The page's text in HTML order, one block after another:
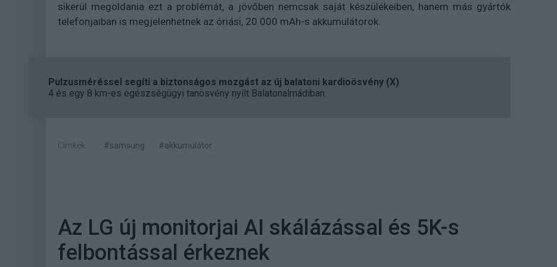
sikerül megoldania ezt a problémát, a jövőben nemcsak saját készülékeiben, hanem más gyártók
telefonjaiban is megjelenhetnek az óriási, 20 000 mAh-s akkumulátorok.
Pulzusméréssel segíti a biztonságos mozgást az új balatoni kardioösvény (X)
4 és egy 8 km-es egészségügyi tanösvény nyílt Balatonalmádiban.
Címkék: #samsung #akkumulátor
Az LG új monitorjai AI skálázással és 5K-s
felbontással érkeznek